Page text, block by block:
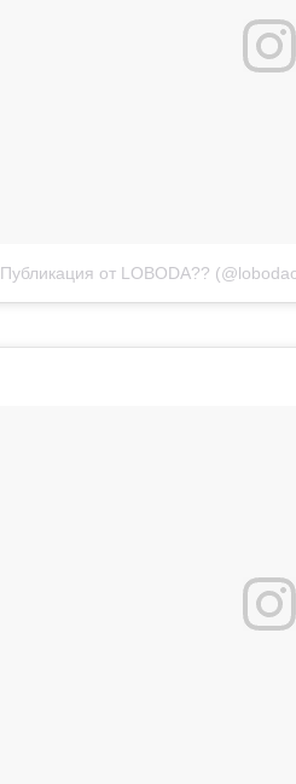
Публикация от LOBODA??